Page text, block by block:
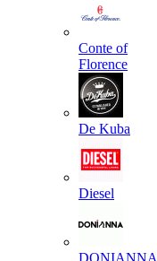
Conte of
Florence
De Kuba
Diesel
DONIANNA